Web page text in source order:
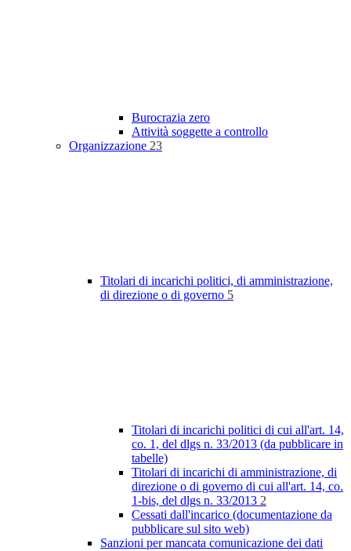
Burocrazia zero
Attività soggette a controllo
Organizzazione 23
Titolari di incarichi politici, di amministrazione,
di direzione o di governo 5
Titolari di incarichi politici di cui all'art. 14,
co. 1, del dlgs n. 33/2013 (da pubblicare in
tabelle)
Titolari di incarichi di amministrazione, di
direzione o di governo di cui all'art. 14, co.
1-bis, del dlgs n. 33/2013 2
Cessati dall'incarico (documentazione da
pubblicare sul sito web)
Sanzioni per mancata comunicazione dei dati